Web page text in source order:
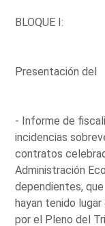
BLOQUE I:
Presentación del
- Informe de
incidencias
contratos
Administración
dependientes, que
hayan tenido
por el Pleno del